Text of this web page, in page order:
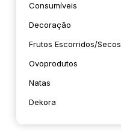
Consumíveis
Decoração
Frutos Escorridos/secos
Ovoprodutos
Natas
Dekora